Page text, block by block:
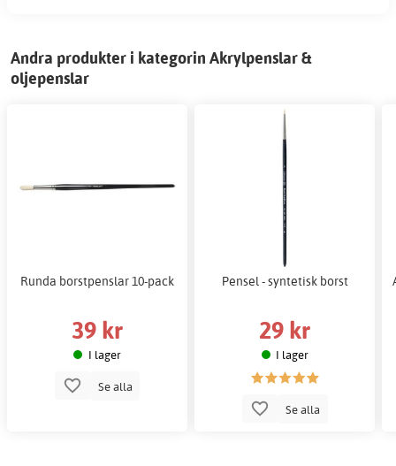
Andra produkter i kategorin Akrylpenslar &
oljepenslar
Runda borstpenslar 10-pack
39 kr
I lager
Se alla
Pensel - syntetisk borst
29 kr
I lager
Se alla